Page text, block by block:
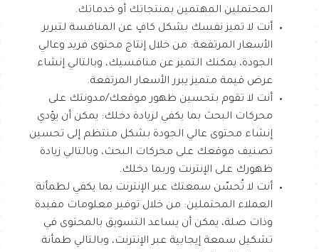
المحتملين المهتمين بمنتجاتك أو خدماتك.
أنت لا تميز نفسك بشكل كافٍ عن المنافسة لتبرير
الأسعار المرتفعة: من خلال إنتاج محتوى فريد وعالي
الجودة، يمكنك التميز عن منافسيك، وبالتالي إنشاء
عرض قيمة متميز يبرر الأسعار المرتفعة.
أنت لا تقوم بتحسين ظهور موقعك/مدونتك على
محركات البحث بما يكفي لزيادة دخلك: يمكن أن يؤدي
إنشاء محتوى عالي الجودة بشكل منتظم إلى تحسين
تصنيف موقعك على محركات البحث، وبالتالي زيادة
ظهورك على الإنترنت وربما دخلك.
أنت لا تُحسّن سمعتك عبر الإنترنت بما يكفي لطمأنة
العملاء المحتملين: من خلال توفير معلومات مفيدة
وذات صلة، يمكن أن يساعد التسويق بالمحتوى في
تشكيل سمعة إيجابية عبر الإنترنت، وبالتالي طمأنة